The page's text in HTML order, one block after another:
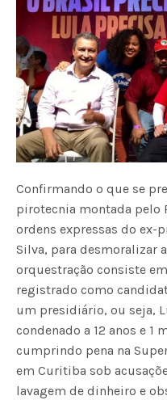
Confirmando o que se
pirotecnia montada pelo
ordens expressas do ex-
Silva, para desmoralizar
orquestração consiste
registrado como
um presidiário, ou seja,
condenado a 12 anos e 1
cumprindo pena na
em Curitiba sob
lavagem de dinheiro e